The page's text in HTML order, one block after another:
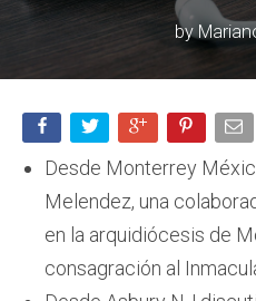
by
Desde Monterrey
Melendez, una
en la arquidiócesis de
consagración al